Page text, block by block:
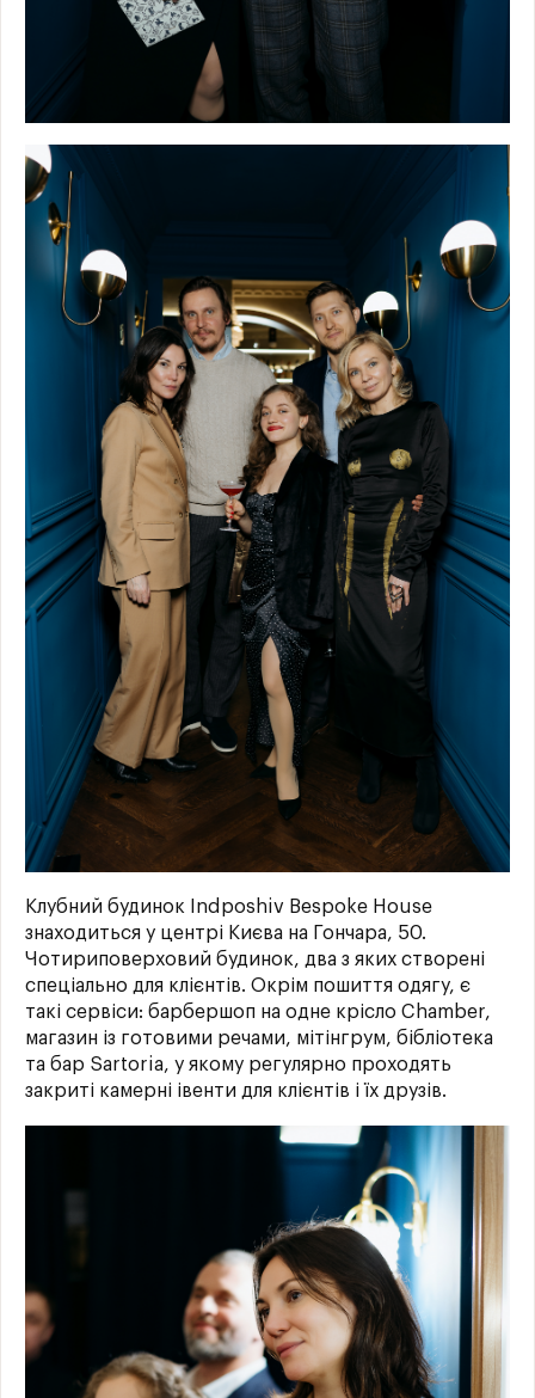
Клубний будинок Indposhiv Bespoke House
знаходиться у центрі Києва на Гончара, 50.
Чотириповерховий будинок, два з яких створені
спеціально для клієнтів. Окрім пошиття одягу, є
такі сервіси: барбершоп на одне крісло Chamber,
магазин із готовими речами, мітінгрум, бібліотека
та бар Sartoria, у якому регулярно проходять
закриті камерні івенти для клієнтів і їх друзів.